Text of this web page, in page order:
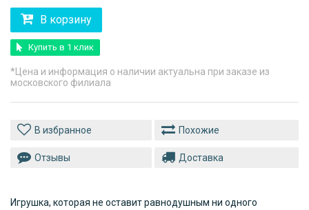
В корзину
Купить в 1 клик
*Цена и информация о наличии актуальна при заказе из
московского филиала
Похожие
Отзывы Доставка
Игрушка, которая не оставит равнодушным ни одного